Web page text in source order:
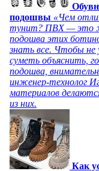
подошвы «Чем
тунит? ПВХ — это
подошва этих
знать все. Чтобы не
суметь объяснить,
подошва,
инженер-технолог
материалов
из них.
Как